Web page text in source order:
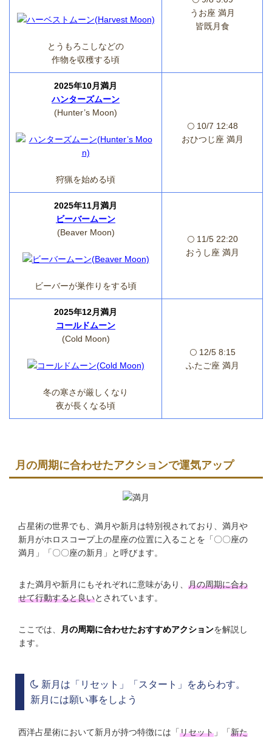
とうもろこしなどの
作物を収穫する頃
うお座 満月
皆既月食
2025年10月満月
ハンターズムーン
(Hunter’s Moon)
狩猟を始める頃
🌕 10/7 12:48
おひつじ座 満月
2025年11月満月
ビーバームーン
(Beaver Moon)
ビーバーが巣作りをする頃
🌕 11/5 22:20
おうし座 満月
2025年12月満月
コールドムーン
(Cold Moon)
冬の寒さが厳しくなり
夜が長くなる頃
🌕 12/5 8:15
ふたご座 満月
月の周期に合わせたアクションで運気アップ
占星術の世界でも、満月や新月は特別視されており、満月や
新月がホロスコープ上の星座の位置に入ることを「〇〇座の
満月」「〇〇座の新月」と呼びます。
また満月や新月にもそれぞれに意味があり、 月の周期に合わ
せて行動すると良いとされています。
ここでは、 月の周期に合わせたおすすめアクションを解説し
ます。
新月は「リセット」「スタート」をあらわす。
新月には願い事をしよう
西洋占星術において新月が持つ特徴には「リセット 」「新た